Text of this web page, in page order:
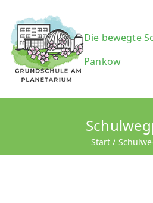
Inhalt
springen
Die bewegte
Pankow
Start